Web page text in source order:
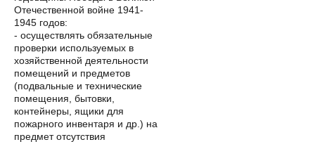
Отечественной войне 1941-
1945 годов:
- осуществлять обязательные
проверки используемых в
хозяйственной деятельности
помещений и предметов
(подвальные и технические
помещения, бытовки,
контейнеры, ящики для
пожарного инвентаря и др.) на
предмет отсутствия